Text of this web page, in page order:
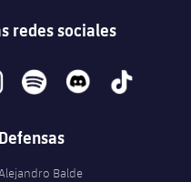
redes sociales
spotify discord tiktok
Defensas
Balde